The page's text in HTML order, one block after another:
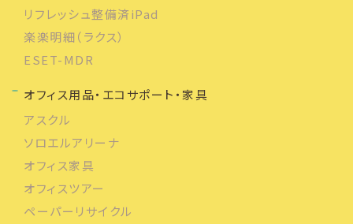
リフレッシュ整備済iPad
楽楽明細（ラクス）
ESET-MDR
オフィス用品・エコサポート・家具
アスクル
ソロエルアリーナ
オフィス家具
オフィスツアー
ペーパーリサイクル